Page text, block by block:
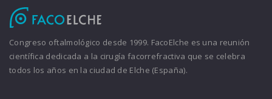
Congreso oftalmológico desde 1999. FacoElche es una reunión
científica dedicada a la cirugía facorrefractiva que se celebra
todos los años en la ciudad de Elche (España).